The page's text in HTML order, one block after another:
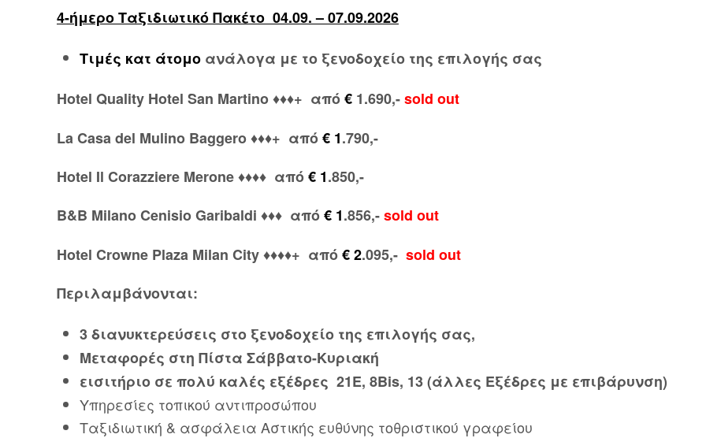
4-ήμερο Ταξιδιωτικό Πακέτο 04.09. – 07.09.2026
Τιμές κατ άτομο ανάλογα με το ξενοδοχείο της επιλογής σας
Hotel Quality Hotel San Martino ♦♦♦+ από€ 1.690,-sold out
La Casa del Mulino Baggero ♦♦♦+ από€ 1.790,-
Hotel Il Corazziere Merone ♦♦♦♦ από€ 1.850,-
B&B Milano Cenisio Garibaldi ♦♦♦ από€ 1.856,-sold out
Hotel Crowne Plaza Milan City♦♦♦♦+ από€ 2.095,- sold out
Περιλαμβάνονται:
3 διανυκτερεύσεις στο ξενοδοχείο της επιλογής σας,
Μεταφορές στη Πίστα Σάββατο-Κυριακή
εισιτήριο σε πολύ καλές εξέδρες 21E, 8Bis, 13 (άλλες Εξέδρες με επιβάρυνση)
Υπηρεσίες τοπικού αντιπροσώπου
Ταξιδιωτική & ασφάλεια Αστικής ευθύνης τοθριστικού γραφείου